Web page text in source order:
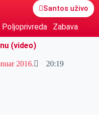
Santos uživo
Poljoprivreda
Zabava
(video)
2016. 20:19